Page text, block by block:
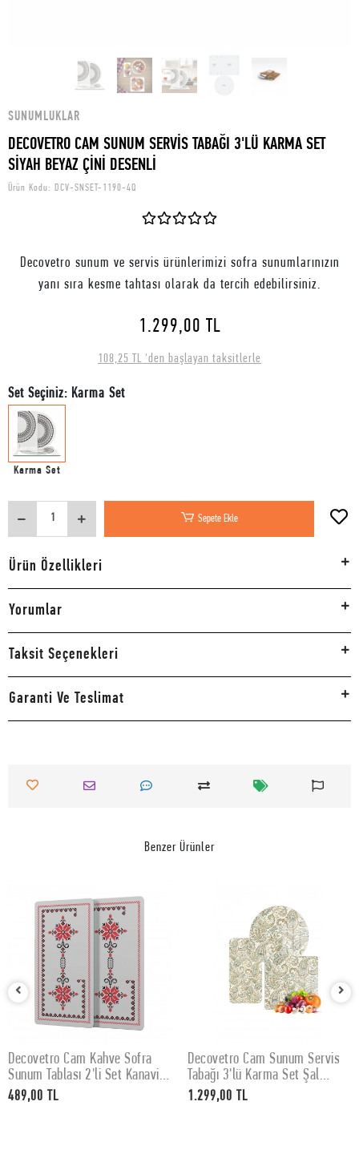
SUNUMLUKLAR
DECOVETRO CAM SUNUM SERVİS TABAĞI 3'LÜ KARMA SET
SİYAH BEYAZ ÇİNİ DESENLİ
Ürün Kodu: DCV-SNSET-1190-4Q
Decovetro sunum ve servis ürünlerimizi sofra sunumlarınızın
yanı sıra kesme tahtası olarak da tercih edebilirsiniz.
1.299,00 TL
108,25 TL 'den başlayan taksitlerle
Set Seçiniz: Karma Set
Karma Set
Sepete Ekle
Ürün Özellikleri
Yorumlar
Taksit Seçenekleri
Garanti Ve Teslimat
Benzer Ürünler
SEPETE EKLE
Decovetro Cam Kahve Sofra
Sunum Tablası 2'li Set Kanaviçe
Desenli 30 x 15 cm
489,00 TL
SEPETE EKLE
Decovetro Cam Sunum Servis
Tabağı 3'lü Karma Set Şal
Desenli
1.299,00 TL